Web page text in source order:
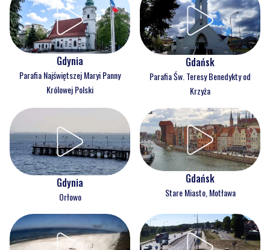
Gdynia
Parafia Najświętszej Maryi Panny
Królowej Polski
Gdańsk
Parafia Św. Teresy Benedykty od
Krzyża
Gdynia
Orłowo
Gdańsk
Stare Miasto, Motława